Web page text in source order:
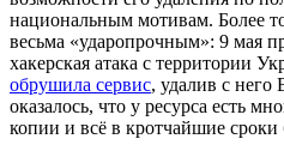
национальным мотивам. Более
весьма «ударопрочным»: 9 мая
хакерская атака с территории
обрушила сервис, удалив с
оказалось, что у ресурса есть
копии и всё в кротчайшие сроки